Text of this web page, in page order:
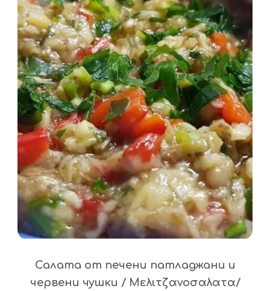
Салата от печени патладжани и
червени чушки / Μελιτζανοσαλατα/